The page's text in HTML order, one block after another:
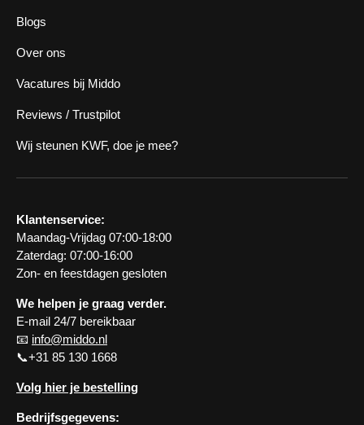
Blogs
Over ons
Vacatures bij Middo
Reviews / Trustpilot
Wij steunen KWF, doe je mee?
Klantenservice:
Maandag-Vrijdag 07:00-18:00
Zaterdag: 07:00-16:00
Zon- en feestdagen gesloten
We helpen je graag verder.
E-mail 24/7 bereikbaar
📧 info@middo.nl
📞+31 85 130 1668
Volg hier je bestelling
Bedrijfsgegevens: